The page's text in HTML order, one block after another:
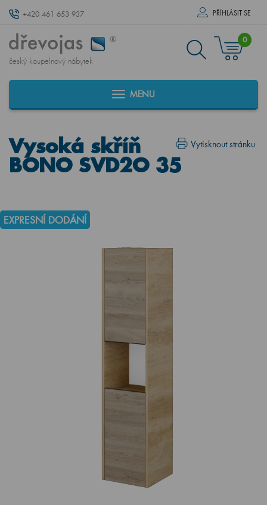
+420 461 653 937 PŘÍHLÁSIT SE
český koupelnový nábytek
0
MENU
Vytisknout stránku
Vysoká skříň
BONO SVD2O 35
EXPRESNÍ DODÁNÍ